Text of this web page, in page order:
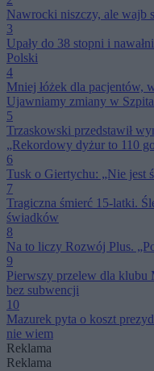
Nawrocki niszczy, ale wajb
3
Upały do 38 stopni i
Polski
4
Mniej łóżek dla pacjentów,
Ujawniamy zmiany w
5
Trzaskowski przedstawił
„Rekordowy dyżur to 110
6
Tusk o Giertychu: „Nie jest
7
Tragiczna śmierć 15-latki.
świadków
8
Na to liczy Rozwój Plus.
9
Pierwszy przelew dla klubu
bez subwencji
10
Mazurek pyta o koszt
nie wiem
Reklama
Reklama